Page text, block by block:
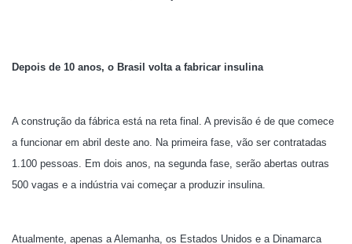
Depois de 10 anos, o Brasil volta a fabricar insulina
A construção da fábrica está na reta final. A previsão é de que comece
a funcionar em abril deste ano. Na primeira fase, vão ser contratadas
1.100 pessoas. Em dois anos, na segunda fase, serão abertas outras
500 vagas e a indústria vai começar a produzir insulina.
Atualmente, apenas a Alemanha, os Estados Unidos e a Dinamarca